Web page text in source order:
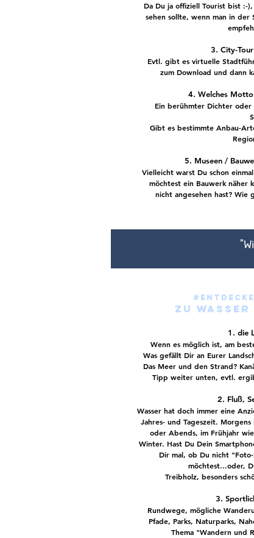
Da Du ja offiziell Tourist bist :-
sehen sollte, wenn man in der
3. City-
Evtl. gibt es virtuelle
zum Download und dann
4. Welches
Ein berühmter Dichteroder
Gibt es bestimmte Anbau-
5. Museen /
Vielleicht warst Du schon
möchtest ein Bauwerknäher
nicht angesehen hast? Wie
zu Wasser
1. die
Wenn es möglich ist, am
Was gefällt Dir an Eurer
Das Meer und den Strand?
Tipp weiter unten, evtl.
2. Fluß,
Wasser hat doch immer eine
Jahres- und Tageszeit.
oder Abends, im Frühjahr
Winter. Hast Du Dein
Dir mal, ob Du nicht "
möchtest...oder,
Treibholz, besonders
3.
Rundwege, mögliche
Pfade, Parks, Naturparks,
Thema "Wandern und